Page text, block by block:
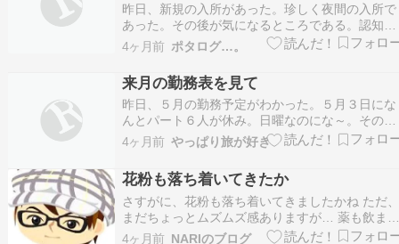
昨日、新規の入所があった。珍しく夜間の入所で
あった。その後が気になるところである。認知症
の方が夜に入るのは珍しいことだ。不穏にならな
きゃいいが…。(´Д｀)さて、昨日、5月の遠足の打
ち合わせをしていた。候補地はあるのだが、なか
なか利用者のランチ処が決まらない。これで二転
三転して…
4ヶ月前 ポタログ…。
来月の勤務表を見て
昨日、５月の勤務予定がわかった。５月３日にな
んとパート６人が休み。日曜なのにな～。その
日、私は、８時間勤務になっていた(;^_^Aそりゃ
そうだな。誰もいないもんな。新人の朝の人がひ
とりいるけど、通常の作業はほとんどやらない人
で果物を袋に詰めるくらいしか出来ない。でも、
社員２人い…
4ヶ月前 やっぱり旅が好き
花粉も落ち着いてきたか
さすがに、花粉も落ち着いてきましたかね ただ、
まだちょっとムズムズ感ありますが… 薬も飲まな
くても良い感じ 不思議なんですが 花粉症発症し
4ヶ月前 NARIのブログ